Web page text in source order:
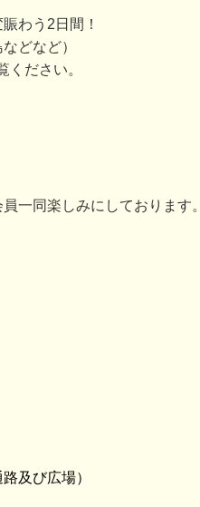
わう2日間！
どなど）
ださい。
一同楽しみにしております。
及び広場）